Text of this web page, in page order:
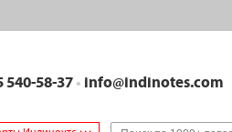
540-58-37 • info@indinotes.com